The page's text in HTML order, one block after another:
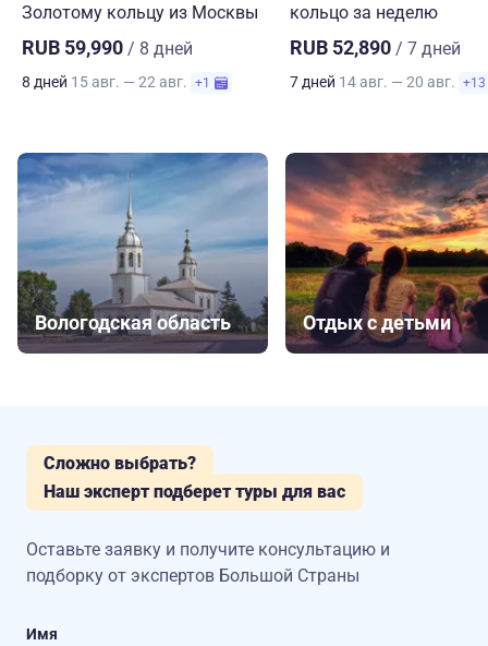
Золотому кольцу из Москвы
RUB 59,990 / 8 дней
8 дней 15 авг. — 22 авг. +1
кольцо за неделю
RUB 52,890 / 7 дней
7 дней 14 авг. — 20 авг. +13
Вологодская область Отдых с детьми
Сложно выбрать?
Наш эксперт подберет туры для вас
Оставьте заявку и получите консультацию и
подборку от экспертов Большой Страны
Имя